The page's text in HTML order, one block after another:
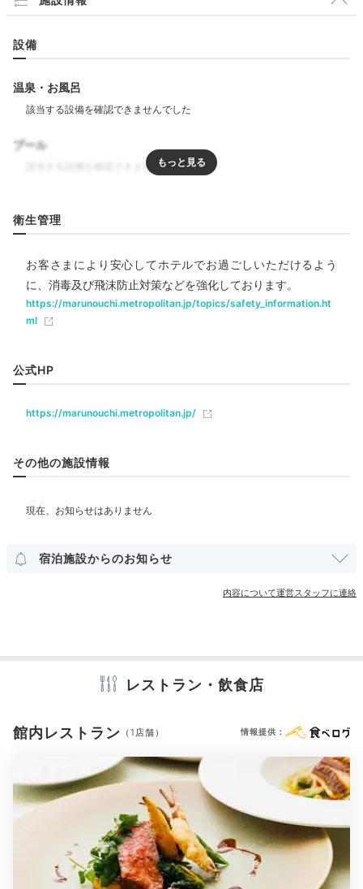
鉄道が織りなすダイナミックなトレインビューは、思い
Relax
22:00
ビューバスで
疲れを癒して
◎。夜景を眺めながらゆっくりお湯に浸かり、一日の疲
れを癒しましょう。
2日目
Breakfast
「TENQOO」で
心が豊かになる朝食
設備
温泉・お風呂
プール
エステ・マッサージ
レストラン バー ルームサービス
ベビーベッド
部屋情報
ユニバーサルルーム
その他館内施設
バスタオル ドライヤー お茶セット 電気ポット 加湿器
衛生管理
お客さまにより安心してホテルでお過ごしいただけるよう
に、消毒及び飛沫防止対策などを強化しております。
https://marunouchi.metropolitan.jp/topics/safety_information.ht
ml
公式HP
https://marunouchi.metropolitan.jp/
その他の施設情報
宿泊施設からのお知らせ
内容について運営スタッフに連絡
レストラン・飲食店
館内レストラン （1店舗） 情報提供：